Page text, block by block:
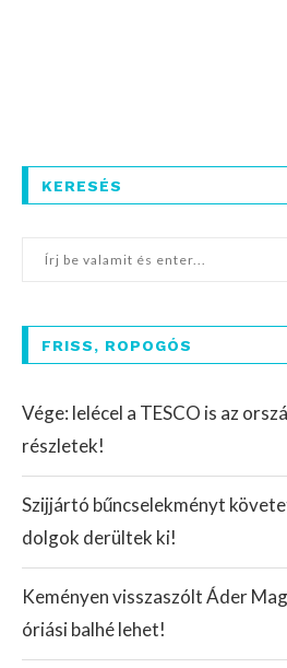
KERESÉS
FRISS, ROPOGÓS
Vége: lelécel a TESCO is az
részletek!
Szijjártó bűncselekményt
dolgok derültek ki!
Keményen visszaszólt Áder
óriási balhé lehet!